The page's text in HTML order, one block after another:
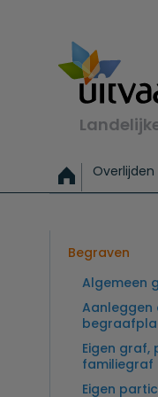
Exclusieve
Begraven
Algemeen
Aanleggen
Eigen
familiegraf
Eigen